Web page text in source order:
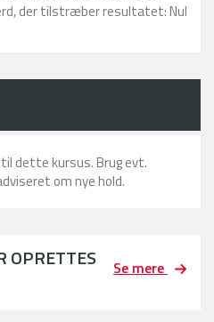
der tilstræber resultatet: Nul
dette kursus. Brug evt.
om nye hold.
OPRETTES Se mere